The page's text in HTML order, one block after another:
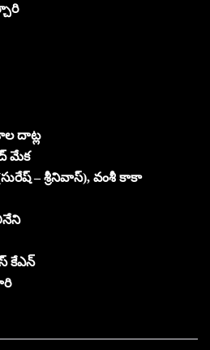
దాట్ల
మేక
– శ్రీనివాస్), వంశీ కాకా
కేఎన్